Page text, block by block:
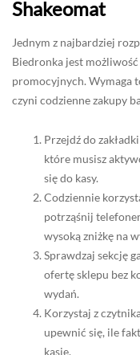
Shakeomat
Jednym z najbardziej
Biedronka jest
promocyjnych. Wymaga
czyni codzienne zakupy
Przejdź do
które musisz
się do kasy.
Codziennie
potrząśnij
wysoką zniżkę na
Sprawdzaj sekcję
ofertę sklepu bez
wydań.
Korzystaj z
upewnić się, ile
kasie.